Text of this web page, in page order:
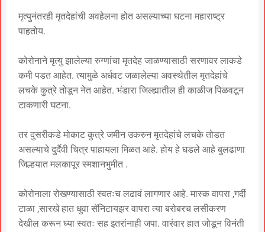
मृत्युनंतरही मृतदेहांची अवहेलना होत असल्याच्या घटना महाराष्ट्र
पाहतोय.
कोरोनाने मृत्यु झालेल्या रुग्णांचा मृतदेह जाळण्यासाठी सरणावर लाकडे
कमी पडत आहेत. त्यामुळे अर्धवट जळालेल्या अवस्थेतील मृतदेहांचे
लचके कुत्रे तोडून नेत आहेत. भंडारा जिल्ह्यातील ही काळीज पिळवटून
टाकणारी घटना.
तर दुसरीकडे मोकाट कुत्रे जमीन उकरुन मृतदेहांचे लचके तोडत
असल्याचे दुर्दैवी चित्र पाहायला मिळत आहे. होय हे घडले आहे बुलढाणा
जिल्हयात मलकापूर स्मशानभुमीत .
कोरोनाला रोखण्यासाठी स्वतःच लढावं लागणार आहे. मास्क वापरा ,गर्दी
टाळा ,सारखे हात धुवा सॅनिटायझर वापरा त्या बरोबरच लसीकरण
देखील करून घ्या स्वतः सह इतरांनाही जपा. वारंवार हात जोडून विनंती